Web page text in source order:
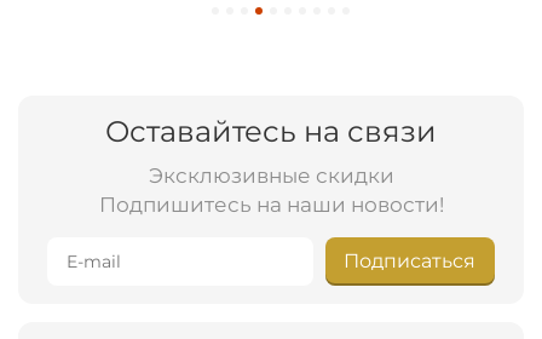
Оставайтесь на связи
Эксклюзивные скидки
Подпишитесь на наши новости!
Подписаться